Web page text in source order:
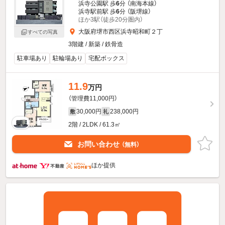
すべての写真
浜寺公園駅 歩6分 （南海本線）
浜寺駅前駅 歩6分 （阪堺線）
ほか3駅（徒歩20分圏内）
大阪府堺市西区浜寺昭和町２丁
3階建 / 新築 / 鉄骨造
駐車場あり
駐輪場あり 宅配ボックス
11.9万円
（管理費11,000円）
敷 30,000円 礼 238,000円
2階 / 2LDK / 61.3㎡
お問い合わせ （無料）
ほか提供